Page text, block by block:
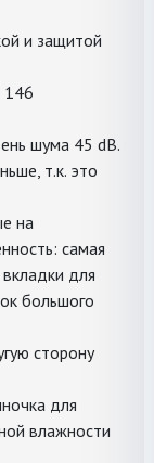
и защитой
146
шума 45 dB.
т.к. это
на
самая
для
большого
сторону
для
влажности